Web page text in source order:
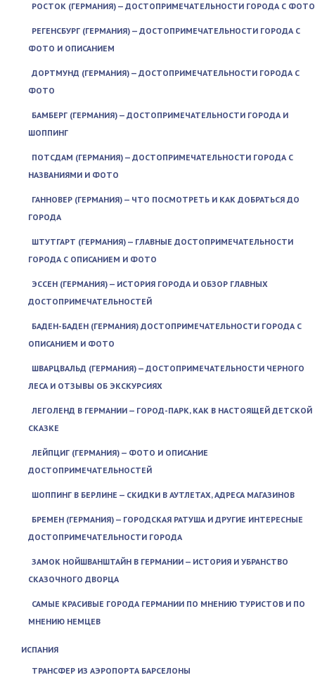
РОСТОК (ГЕРМАНИЯ) — ДОСТОПРИМЕЧАТЕЛЬНОСТИ ГОРОДА С ФОТО
РЕГЕНСБУРГ (ГЕРМАНИЯ) — ДОСТОПРИМЕЧАТЕЛЬНОСТИ ГОРОДА С
ФОТО И ОПИСАНИЕМ
ДОРТМУНД (ГЕРМАНИЯ) — ДОСТОПРИМЕЧАТЕЛЬНОСТИ ГОРОДА С
ФОТО
БАМБЕРГ (ГЕРМАНИЯ) — ДОСТОПРИМЕЧАТЕЛЬНОСТИ ГОРОДА И
ШОППИНГ
ПОТСДАМ (ГЕРМАНИЯ) — ДОСТОПРИМЕЧАТЕЛЬНОСТИ ГОРОДА С
НАЗВАНИЯМИ И ФОТО
ГАННОВЕР (ГЕРМАНИЯ) — ЧТО ПОСМОТРЕТЬ И КАК ДОБРАТЬСЯ ДО
ГОРОДА
ШТУТГАРТ (ГЕРМАНИЯ) — ГЛАВНЫЕ ДОСТОПРИМЕЧАТЕЛЬНОСТИ
ГОРОДА С ОПИСАНИЕМ И ФОТО
ЭССЕН (ГЕРМАНИЯ) — ИСТОРИЯ ГОРОДА И ОБЗОР ГЛАВНЫХ
ДОСТОПРИМЕЧАТЕЛЬНОСТЕЙ
БАДЕН-БАДЕН (ГЕРМАНИЯ) ДОСТОПРИМЕЧАТЕЛЬНОСТИ ГОРОДА С
ОПИСАНИЕМ И ФОТО
ШВАРЦВАЛЬД (ГЕРМАНИЯ) — ДОСТОПРИМЕЧАТЕЛЬНОСТИ ЧЕРНОГО
ЛЕСА И ОТЗЫВЫ ОБ ЭКСКУРСИЯХ
ЛЕГОЛЕНД В ГЕРМАНИИ — ГОРОД-ПАРК, КАК В НАСТОЯЩЕЙ ДЕТСКОЙ
СКАЗКЕ
ЛЕЙПЦИГ (ГЕРМАНИЯ) — ФОТО И ОПИСАНИЕ
ДОСТОПРИМЕЧАТЕЛЬНОСТЕЙ
ШОППИНГ В БЕРЛИНЕ — СКИДКИ В АУТЛЕТАХ, АДРЕСА МАГАЗИНОВ
БРЕМЕН (ГЕРМАНИЯ) — ГОРОДСКАЯ РАТУША И ДРУГИЕ ИНТЕРЕСНЫЕ
ДОСТОПРИМЕЧАТЕЛЬНОСТИ ГОРОДА
ЗАМОК НОЙШВАНШТАЙН В ГЕРМАНИИ — ИСТОРИЯ И УБРАНСТВО
СКАЗОЧНОГО ДВОРЦА
САМЫЕ КРАСИВЫЕ ГОРОДА ГЕРМАНИИ ПО МНЕНИЮ ТУРИСТОВ И ПО
МНЕНИЮ НЕМЦЕВ
ИСПАНИЯ
ТРАНСФЕР ИЗ АЭРОПОРТА БАРСЕЛОНЫ